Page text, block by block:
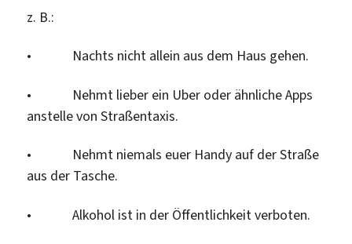
z. B.:
• Nachts nicht allein aus dem Haus gehen.
• Nehmt lieber ein Uber oder ähnliche Apps
anstelle von Straßentaxis.
• Nehmt niemals euer Handy auf der Straße
aus der Tasche.
• Alkohol ist in der Öffentlichkeit verboten.